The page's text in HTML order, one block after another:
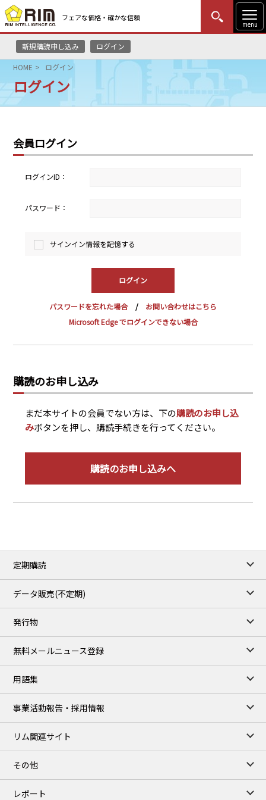
フェアな価格・確かな信頼
menu
新規購読申し込み ログイン
MENU
はじめての方
HOME
リムレポート
メソドロジー
研修・セミナー
採用情報
English Website
瑞姆亜太能源諮問(北京)
HOME ログイン
ログイン
会員ログイン
ログインID：
パスワード：
サインイン情報を記憶する
パスワードを忘れた場合
お問い合わせはこちら
Microsoft Edge でログインできない場合
購読のお申し込み
まだ本サイトの会員でない方は、下の購読のお申し込
みボタンを押し、購読手続きを行ってください。
購読のお申し込みへ
定期購読
データ販売(不定期)
発行物
無料メールニュース登録
用語集
事業活動報告・採用情報
リム関連サイト
その他
レポート